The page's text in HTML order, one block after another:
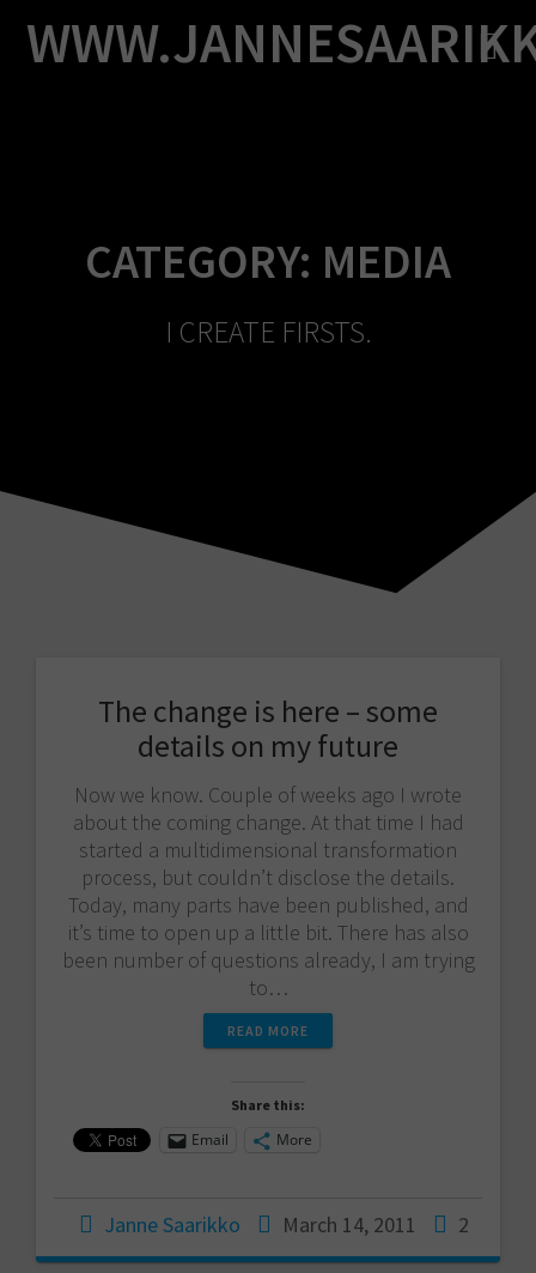
to
content
CATEGORY: MEDIA
I CREATE FIRSTS.
The change is here – some
details on my future
Now we know. Couple of weeks ago I wrote
about the coming change. At that time I had
started a multidimensional transformation
process, but couldn’t disclose the details.
Today, many parts have been published, and
it’s time to open up a little bit. There has also
been number of questions already, I am trying
to…
READ MORE
Share this:
Email More
Janne Saarikko March 14, 2011 2